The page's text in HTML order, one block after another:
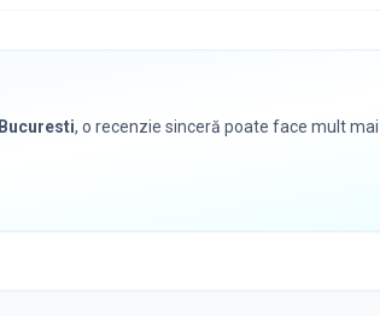
Bucuresti, o recenzie sinceră poate face mult mai